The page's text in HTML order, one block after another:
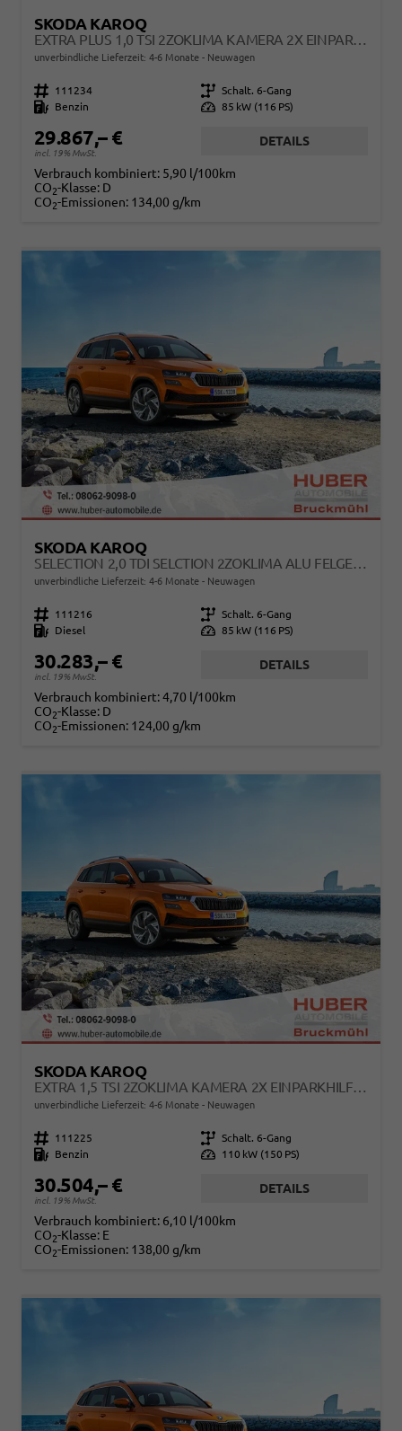
SKODA KAROQ
EXTRA PLUS 1,0 TSI 2ZOKLIMA KAMERA 2X EINPARKHILFE ALU FELGEN 5J GARANTIE SITZHEIZUNG MATRIX EL HECKKLAPPE ACC
unverbindliche Lieferzeit: 4-6 Monate Neuwagen
Fahrzeugnr. 111234 Getriebe Schalt. 6-Gang
Kraftstoff
Benzin Leistung 85 kW (116 PS)
29.867,– €
incl. 19% MwSt.
DETAILS
Verbrauch kombiniert: 5,90 l/100km
CO2-Klasse: D
CO2-Emissionen: 134,00 g/km
SKODA KAROQ
SELECTION 2,0 TDI SELCTION 2ZOKLIMA ALU FELGEN 5J GARANTIE SITZHEIZUNG LED SCHEINWERFER TEMPOMAT
unverbindliche Lieferzeit: 4-6 Monate Neuwagen
Fahrzeugnr. 111216 Getriebe Schalt. 6-Gang
Kraftstoff
Diesel Leistung 85 kW (116 PS)
30.283,– €
incl. 19% MwSt.
DETAILS
Verbrauch kombiniert:4,70 l/100km
CO2-Klasse: D
CO2-Emissionen: 124,00 g/km
SKODA KAROQ
EXTRA 1,5 TSI 2ZOKLIMA KAMERA 2X EINPARKHILFE ALU FELGEN 5J GARANTIE SITZHEIZUNG LED SCHEINWERFER ACC
unverbindliche Lieferzeit: 4-6 Monate Neuwagen
Fahrzeugnr. 111225 Getriebe Schalt. 6-Gang
Kraftstoff
Benzin Leistung 110 kW (150 PS)
30.504,– €
incl. 19% MwSt.
DETAILS
Verbrauch kombiniert: 6,10 l/100km
CO2-Klasse: E
CO2-Emissionen: 138,00 g/km